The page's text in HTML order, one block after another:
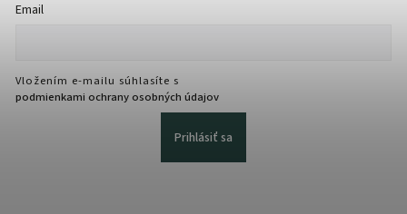
Email
Vložením e-mailu súhlasíte s
podmienkami ochrany osobných údajov
Prihlásiť sa